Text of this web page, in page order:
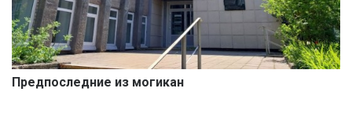
Предпоследние из могикан